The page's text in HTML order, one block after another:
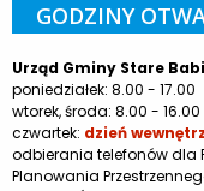
GODZINY
Urząd Gminy Stare
poniedziałek: 8.00 - 17.00
wtorek, środa: 8.00 - 16.00
czwartek: dzień
odbierania telefonów dla
Planowania